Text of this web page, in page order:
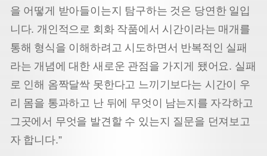
을 어떻게 받아들이는지 탐구하는 것은 당연한 일입
니다. 개인적으로 회화 작품에서 시간이라는 매개를
통해 형식을 이해하려고 시도하면서 반복적인 실패
라는 개념에 대한 새로운 관점을 가지게 됐어요. 실패
로 인해 옴짝달싹 못한다고 느끼기보다는 시간이 우
리 몸을 통과하고 난 뒤에 무엇이 남는지를 자각하고
그곳에서 무엇을 발견할 수 있는지 질문을 던져보고
자 합니다.”